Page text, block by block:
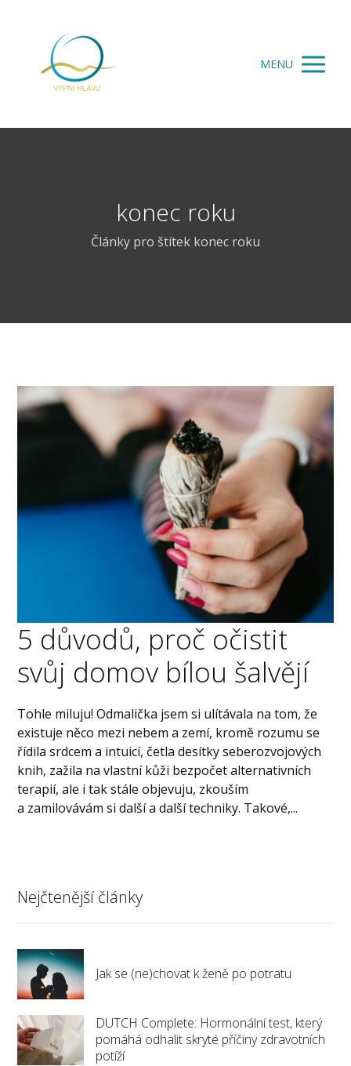
MENU
konec roku
Články pro štítek konec roku
5 důvodů, proč očistit
svůj domov bílou šalvějí
Tohle miluju! Odmalička jsem si ulítávala na tom, že
existuje něco mezi nebem a zemí, kromě rozumu se
řídila srdcem a intuicí, četla desítky seberozvojových
knih, zažila na vlastní kůži bezpočet alternativních
terapií, ale i tak stále objevuju, zkouším
a zamilovávám si další a další techniky. Takové,...
Nejčtenější články
Jak se (ne)chovat k ženě po potratu
DUTCH Complete: Hormonální test, který
pomáhá odhalit skryté příčiny zdravotních
potíží